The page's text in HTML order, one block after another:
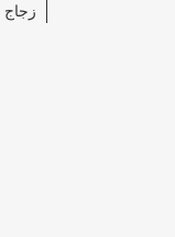
زجاج